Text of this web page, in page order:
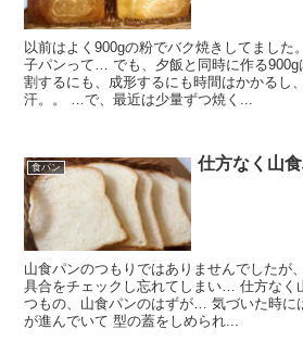
以前はよく900gの粉でバク焼きしてました
子パンって… でも、夕飯と同時に作る
割するにも、成形するにも時間はかかるし
汗。。 …で、最近は少量ずつ焼く...
食パン 仕方なく山
山食パンのつもりではありませんでしたが
具合をチェックし忘れてしまい… 仕方なく
つもの、山食パンのはずが… 気づいた時に
が進んでいて 型の蓋をしめられ...